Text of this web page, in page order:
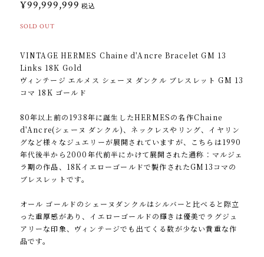
¥99,999,999 税込
SOLD OUT
VINTAGE HERMES Chaine d'Ancre Bracelet GM 13
Links 18K Gold
ヴィンテージ エルメス シェーヌ ダンクル ブレスレット GM 13
コマ 18K ゴールド
80年以上前の1938年に誕生したHERMESの名作Chaine
d'Ancre(シェーヌ ダンクル)、ネックレスやリング、イヤリン
グなど様々なジュエリーが展開されていますが、こちらは1990
年代後半から2000年代前半にかけて展開された通称：マルジェ
ラ期の作品、18Kイエローゴールドで製作されたGM13コマの
ブレスレットです。
オール ゴールドのシェーヌダンクルはシルバーと比べると際立
った重厚感があり、イエローゴールドの輝きは優美でラグジュ
アリーな印象、ヴィンテージでも出てくる数が少ない貴重な作
品です。